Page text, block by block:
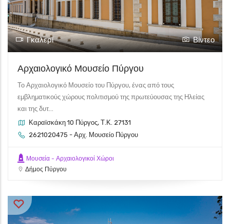
Γκαλερί Βίντεο
Αρχαιολογικό Μουσείο Πύργου
Το Αρχαιολογικό Μουσείο του Πύργου, ένας από τους
εμβληματικούς χώρους πολιτισμού της πρωτεύουσας της Ηλείας
και της δυτ...
Καραϊσκάκη 10 Πύργος, Τ.Κ. 27131
2621020475 - Αρχ. Μουσείο Πύργου
Μουσεία - Αρχαιολογικοί Χώροι
Δήμος Πύργου